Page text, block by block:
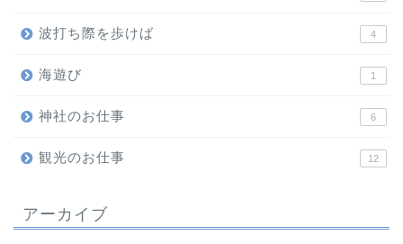
波打ち際を歩けば 4
海遊び 1
神社のお仕事 6
観光のお仕事 12
アーカイブ